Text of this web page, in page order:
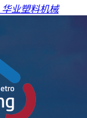
华业塑料机械